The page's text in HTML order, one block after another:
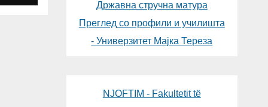
Државна стручна матура
Преглед со профили и училишта
- Универзитет Мајка Тереза
NJOFTIM - Fakultetit të